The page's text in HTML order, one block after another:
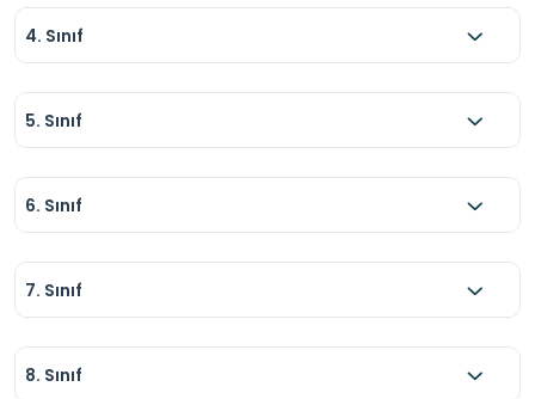
4. Sınıf
5. Sınıf
6. Sınıf
7. Sınıf
8. Sınıf